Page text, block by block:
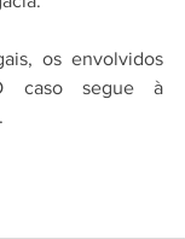
os envolvidos
caso segue à